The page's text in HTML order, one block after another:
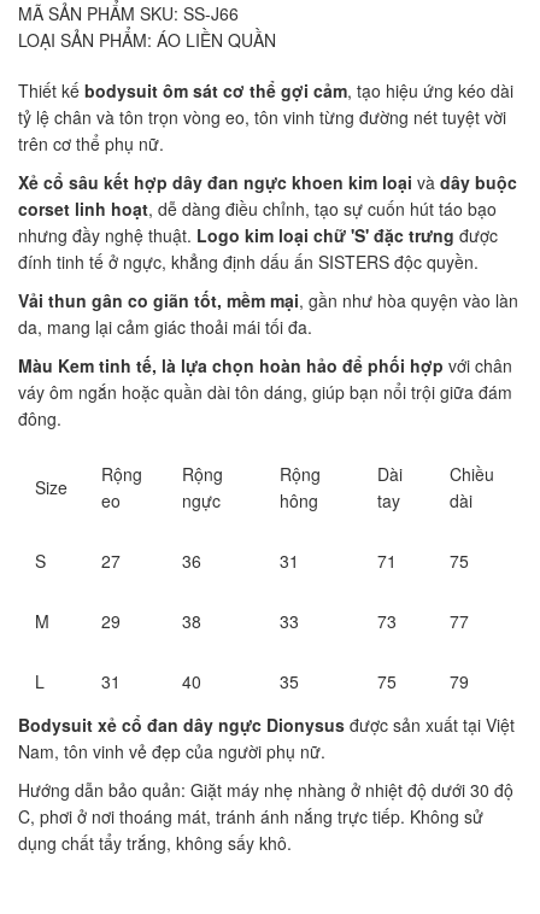
MÃ SẢN PHẨM SKU: SS-J66
LOẠI SẢN PHẨM: ÁO LIỀN QUẦN
Thiết kế bodysuit ôm sát cơ thể gợi cảm, tạo hiệu ứng kéo dài
tỷ lệ chân và tôn trọn vòng eo, tôn vinh từng đường nét tuyệt vời
trên cơ thể phụ nữ.
Xẻ cổ sâu kết hợp dây đan ngực khoen kim loại và dây buộc
corset linh hoạt, dễ dàng điều chỉnh, tạo sự cuốn hút táo bạo
nhưng đầy nghệ thuật. Logo kim loại chữ 'S' đặc trưng được
đính tinh tế ở ngực, khẳng định dấu ấn SISTERS độc quyền.
Vải thun gân co giãn tốt, mềm mại, gần như hòa quyện vào làn
da, mang lại cảm giác thoải mái tối đa.
Màu Kem tinh tế, là lựa chọn hoàn hảo để phối hợp với chân
váy ôm ngắn hoặc quần dài tôn dáng, giúp bạn nổi trội giữa đám
đông.
Size
Rộng
eo
Rộng
ngực
Rộng
hông
Dài
tay
Chiều
dài
S 27 36 31 71 75
M 29 38 33 73 77
L 31 40 35 75
79
Bodysuit xẻ cổ đan dây ngực Dionysus được sản xuất tại Việt
Nam, tôn vinh vẻ đẹp của người phụ nữ.
Hướng dẫn bảo quản: Giặt máy nhẹ nhàng ở nhiệt độ dưới 30 độ
C, phơi ở nơi thoáng mát, tránh ánh nắng trực tiếp. Không sử
dụng chất tẩy trắng, không sấy khô.